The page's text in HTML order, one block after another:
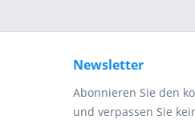
Newsletter
Abonnieren Sie den
und verpassen Sie